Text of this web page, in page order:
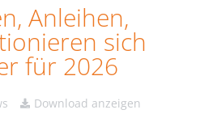
Anleihen,
sich
für 2026
Download anzeigen